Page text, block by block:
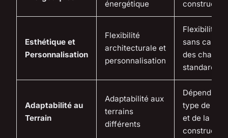
énergétique
Esthétique et
Personnalisation
Flexibilité
architecturale et
personnalisation
Flexibilité
sans cahier
des charges
standard
Adaptabilité au
Terrain
Adaptabilité aux
terrains
différents
Dépend du
type de
et de la